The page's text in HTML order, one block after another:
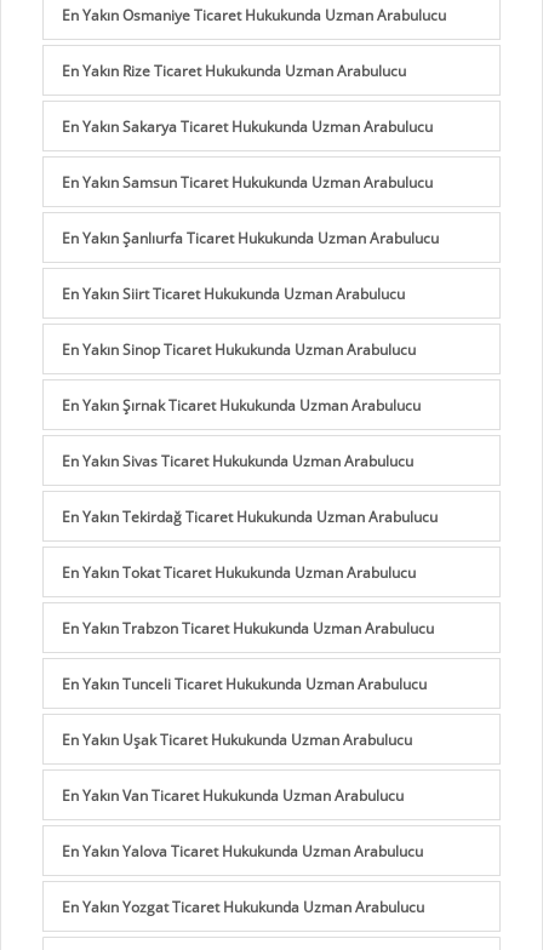
En Yakın Osmaniye Ticaret Hukukunda Uzman Arabulucu
En Yakın Rize Ticaret Hukukunda Uzman Arabulucu
En Yakın Sakarya Ticaret Hukukunda Uzman Arabulucu
En Yakın Samsun Ticaret Hukukunda Uzman Arabulucu
En Yakın Şanlıurfa Ticaret Hukukunda Uzman Arabulucu
En Yakın Siirt Ticaret Hukukunda Uzman Arabulucu
En Yakın Sinop Ticaret Hukukunda Uzman Arabulucu
En Yakın Şırnak Ticaret Hukukunda Uzman Arabulucu
En Yakın Sivas Ticaret Hukukunda Uzman Arabulucu
En Yakın Tekirdağ Ticaret Hukukunda Uzman Arabulucu
En Yakın Tokat Ticaret Hukukunda Uzman Arabulucu
En Yakın Trabzon Ticaret Hukukunda Uzman Arabulucu
En Yakın Tunceli Ticaret Hukukunda Uzman Arabulucu
En Yakın Uşak Ticaret Hukukunda Uzman Arabulucu
En Yakın Van Ticaret Hukukunda Uzman Arabulucu
En Yakın Yalova Ticaret Hukukunda Uzman Arabulucu
En Yakın Yozgat Ticaret Hukukunda Uzman Arabulucu